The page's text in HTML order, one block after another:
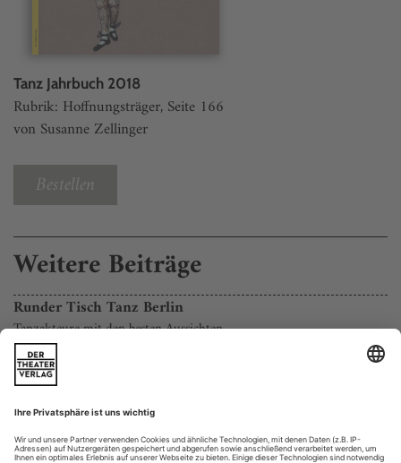
Tanz Jahrbuch 2018
Rubrik: Hoffnungsträger, Seite 166
von Susanne Zellinger
Bestellen
Weitere Beiträge
Runder Tisch Tanz Berlin
Tanzakteure mit den besten Aussichten
In der Hauptstadt ist dieses Jahr mächtig was geboten: Die
experimentierfreudige Tanzfabrik wird 40 Jahre alt, das
internationale Festival «Tanz im August» 30, die Anstifterin
«Deutschen Tanzpreis», und das Staatsballett mit Johannes